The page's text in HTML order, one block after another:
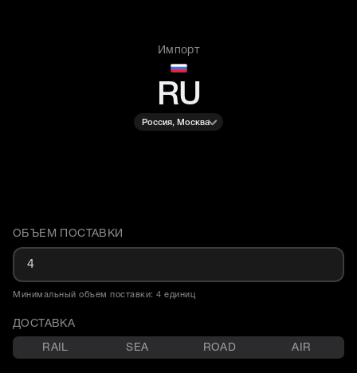
Импорт
RU
Россия, Москва
Доставка и объем поставки
ОБЪЕМ ПОСТАВКИ
Минимальный объем поставки: 4 единиц
ДОСТАВКА
RAIL SEA ROAD AIR